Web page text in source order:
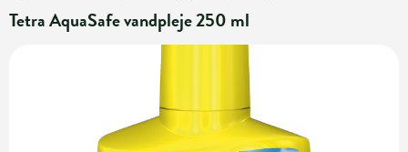
Tetra AquaSafe vandpleje 250 ml